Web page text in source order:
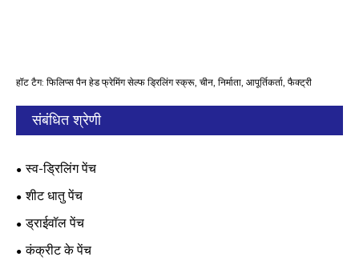
हॉट टैग: फिलिप्स पैन हेड फ्रेमिंग सेल्फ ड्रिलिंग स्क्रू, चीन, निर्माता, आपूर्तिकर्ता, फैक्ट्री
संबंधित श्रेणी
स्व-ड्रिलिंग पेंच
शीट धातु पेंच
ड्राईवॉल पेंच
कंक्रीट के पेंच